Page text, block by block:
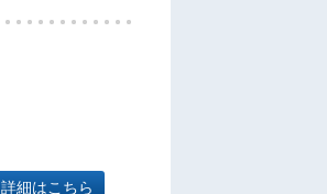
詳細はこちら